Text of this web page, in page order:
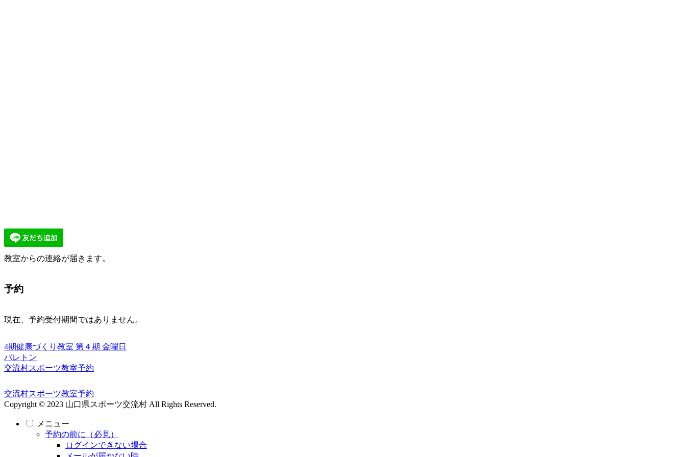
教室からの連絡が届きます。
予約
現在、予約受付期間ではありません。
4期健康づくり教室 第４期 金曜日
バレトン
交流村スポーツ教室予約
交流村スポーツ教室予約
Copyright © 2023 山口県スポーツ交流村 All Rights Reserved.
メニュー
予約の前に（必見）
ログインできない場合